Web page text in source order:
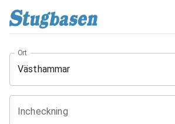
Ort
Incheckning